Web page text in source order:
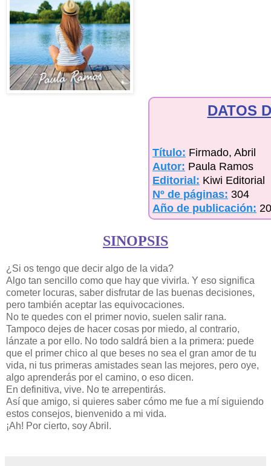
DATOS
Título: Firmado, Abril
Autor: Paula Ramos
Editorial: Kiwi Editorial
Nº de páginas: 304
Año de publicación:
SINOPSIS
¿Si os tengo que decir algo de la vida?
Algo tan sencillo como que hay que vivirla. Y eso significa
cometer locuras, saber disfrutar de las buenas decisiones,
pero también aceptar las equivocaciones.
No te quedes con el primer novio, suelen salir rana.
Tampoco dejes de hacer cosas por miedo, al contrario,
lánzate a por ello. No todo saldrá bien a la primera: puede
que el primer chico al que beses no sea el gran amor de tu
vida, ni tus primeras amistades sean las mejores, pero oye,
algo aprenderás por el camino, o eso dicen.
En definitiva, vive. No te arrepentirás.
Así que amigo, si quieres saber cómo me fue a mí siguiendo
estos consejos, bienvenido a mi vida.
¡Ah! Por cierto, soy Abril.